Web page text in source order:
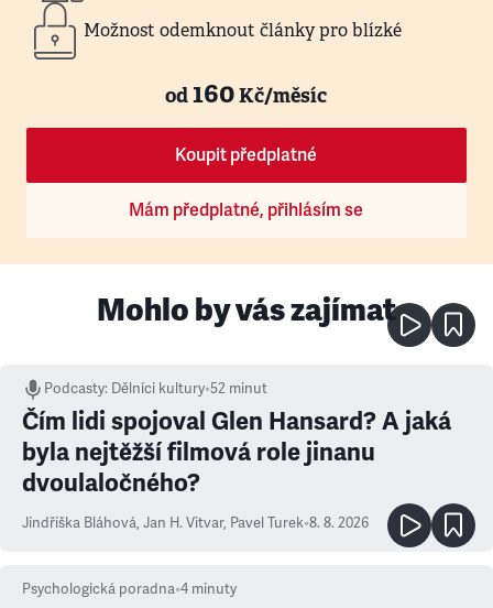
Možnost odemknout články pro blízké
od160Kč/měsíc
Koupit předplatné
Mám předplatné, přihlásím se
Mohlo by vás zajímat
Podcasty: Dělníci kultury•52 minut
Čím lidi spojoval Glen Hansard? A jaká
byla nejtěžší filmová role jinanu
dvoulaločného?
Jindřiška Bláhová, Jan H. Vitvar, Pavel Turek•8. 8. 2026
Psychologická poradna•4 minuty